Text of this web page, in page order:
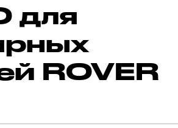
для
ROVER